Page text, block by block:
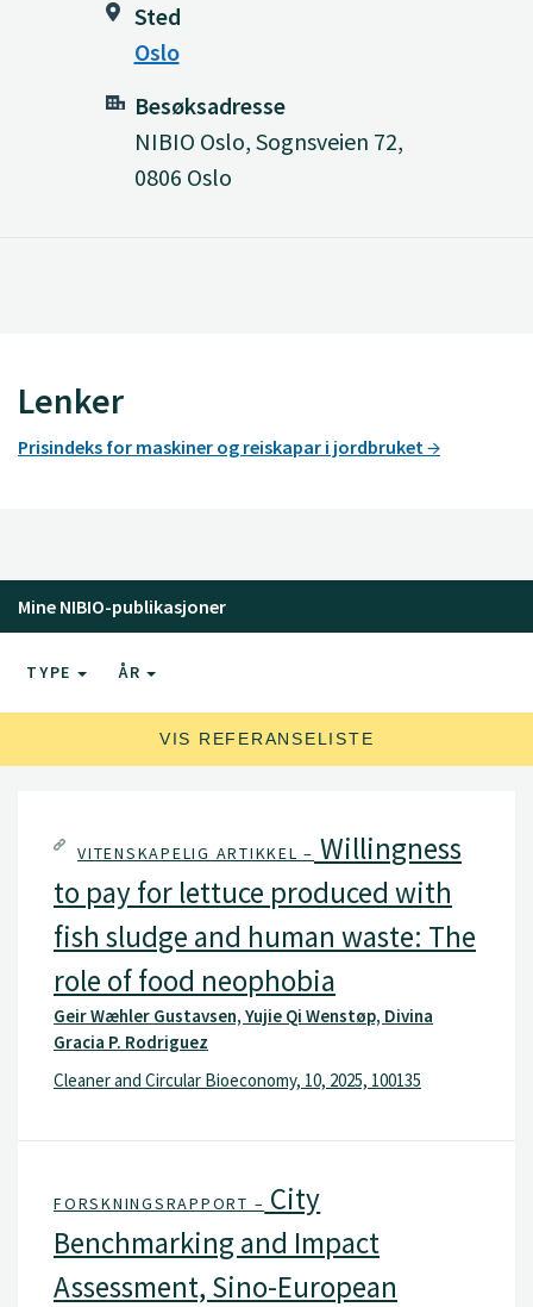
Sted
Oslo
Besøksadresse
NIBIO Oslo, Sognsveien 72,
0806 Oslo
Lenker
Prisindeks for maskiner og reiskapar i jordbruket
Mine NIBIO-publikasjoner
TYPE ÅR
VIS REFERANSELISTE
VITENSKAPELIG ARTIKKEL – Willingness
to pay for lettuce produced with
fish sludge and human waste: The
role of food neophobia
Geir Wæhler Gustavsen, Yujie Qi Wenstøp, Divina
Gracia P. Rodriguez
Cleaner and Circular Bioeconomy, 10, 2025, 100135
FORSKNINGSRAPPORT – City
Benchmarking and Impact
Assessment, Sino-European